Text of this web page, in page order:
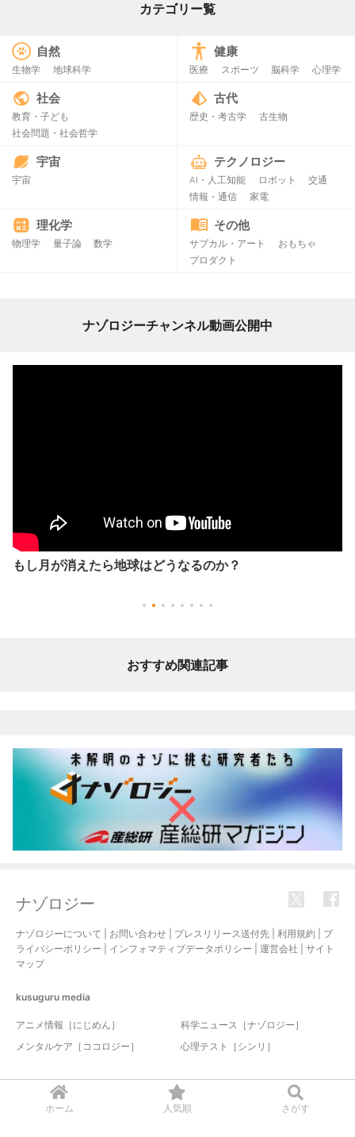
ホーム 人気順 さがす
カテゴリー覧
自然
生物学 地球科学
健康
医療 スポーツ 脳科学 心理学
社会
教育・子ども
社会問題・社会哲学
古代
歴史・考古学 古生物
宇宙
宇宙
テクノロジー
AI・人工知能 ロボット
交通
情報・通信
家電
理化学
物理学 量子論 数学
その他
サブカル・アート
おもちゃ
プロダクト
ナゾロジーチャンネル動画公開中
もし月が消えたら地球はどうなるのか？
おすすめ関連記事
ナゾロジー
ナゾロジーについて お問い合わせ プレスリリース送付先 利用規約
プ
ライバシーポリシー
インフォマティブデータポリシー 運営会社
サイト
マップ
kusuguru media
アニメ情報［にじめん］
科学ニュース［ナゾロジー］
メンタルケア［ココロジー］
心理テスト［シンリ］
© 2017-2026 nazology. all rights reserved.